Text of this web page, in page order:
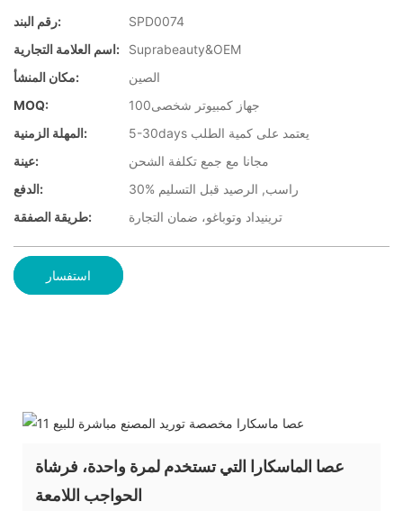
رقم البند:
SPD0074
اسم العلامة التجارية:
Suprabeauty&OEM
مكان المنشأ:
الصين
MOQ:
جهاز كمبيوتر شخصى100
المهلة الزمنية:
5-30days يعتمد على كمية الطلب
عينة:
مجانا مع جمع تكلفة الشحن
الدفع:
30% راسب, الرصيد قبل التسليم
طريقة الصفقة:
ترينيداد وتوباغو، ضمان التجارة
استفسار
عصا الماسكارا التي تستخدم لمرة واحدة، فرشاة